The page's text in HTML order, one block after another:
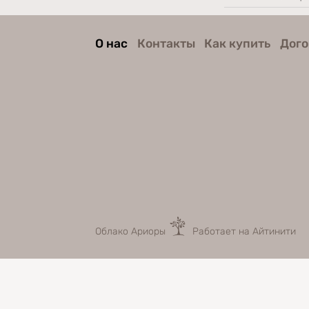
О нас Контакты Как купить
Облако Ариоры Работает на Айтинити